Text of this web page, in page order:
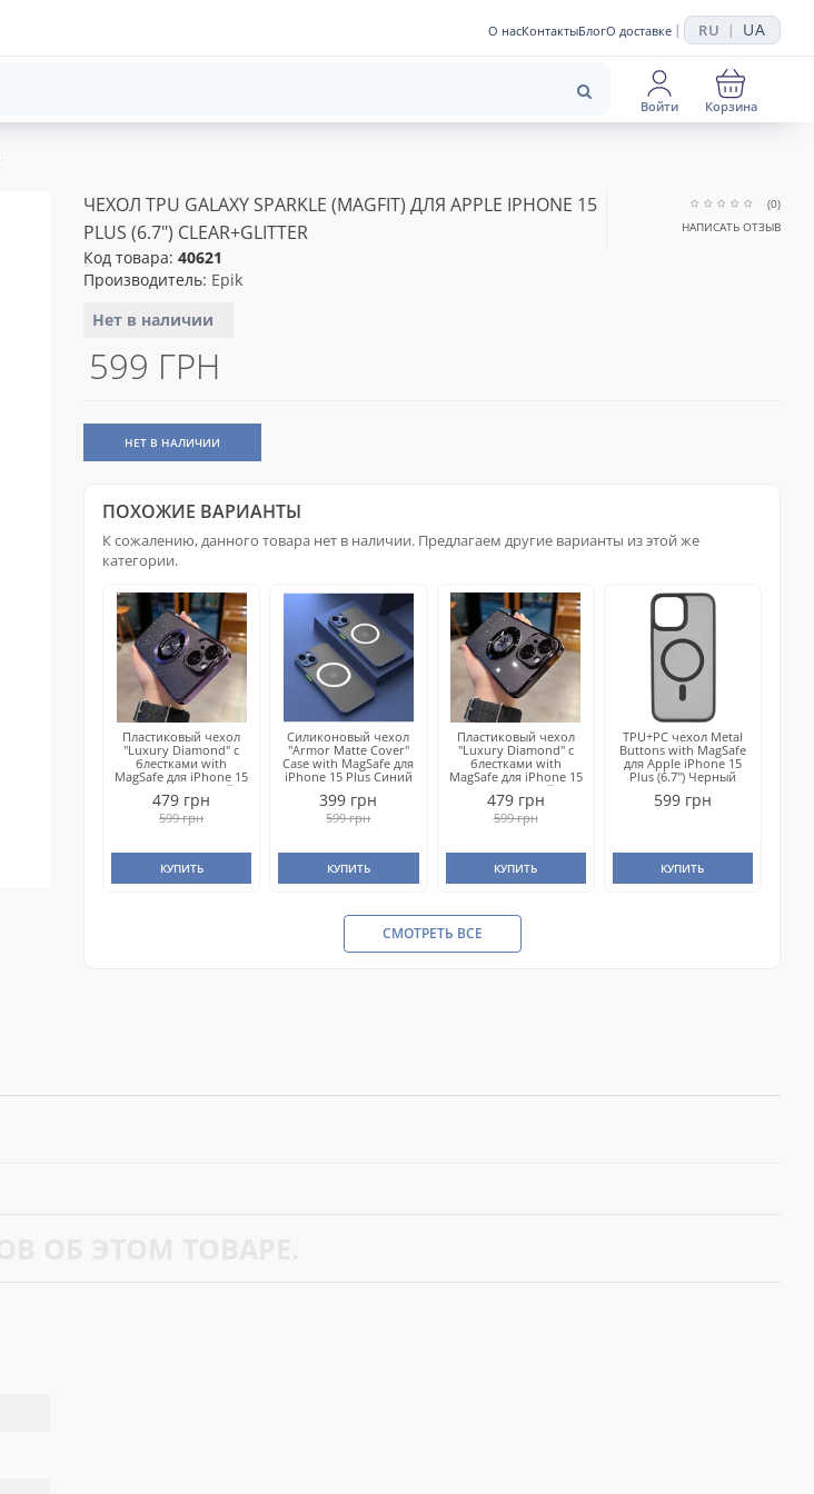
О насКонтактыБлогО доставке | RU | UA
Войти Корзина
ЧЕХОЛ TPU GALAXY SPARKLE (MAGFIT) ДЛЯ APPLE IPHONE 15
PLUS (6.7") CLEAR+GLITTER
Код товара: 40621
Производитель: Epik
Нет в наличии
(0)
НАПИСАТЬ ОТЗЫВ
599 ГРН
НЕТ В НАЛИЧИИ
ПОХОЖИЕ ВАРИАНТЫ
К сожалению, данного товара нет в наличии. Предлагаем другие варианты из этой же
категории.
Пластиковый чехол
"Luxury Diamond" с
блестками with
MagSafe для iPhone 15
Plus Фиолетовый
479 грн
599 грн
КУПИТЬ
Силиконовый чехол
"Armor Matte Cover"
Case with MagSafe для
iPhone 15 Plus Синий
399 грн
599 грн
КУПИТЬ
Пластиковый чехол
"Luxury Diamond" с
блестками with
MagSafe для iPhone 15
Plus Черный
479 грн
599 грн
КУПИТЬ
TPU+PC чехол Metal
Buttons with MagSafe
для Apple iPhone 15
Plus (6.7") Черный
599 грн
КУПИТЬ
СМОТРЕТЬ ВСЕ